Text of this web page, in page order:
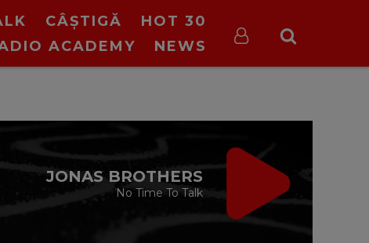
CÂȘTIGĂ
HOT 30
ACADEMY NEWS
CE TREBUIE